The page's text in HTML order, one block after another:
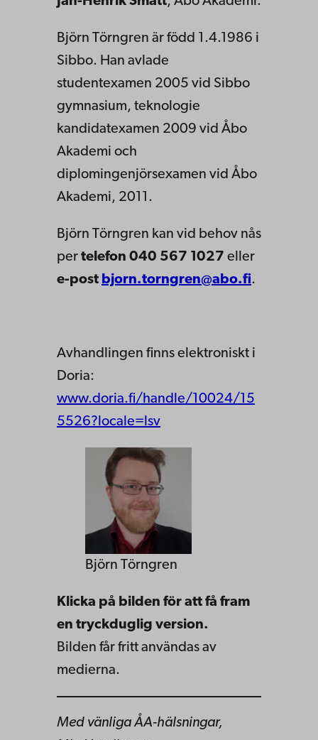
Björn Törngren är född 1.4.1986 i
Sibbo. Han avlade
studentexamen 2005 vid Sibbo
gymnasium, teknologie
kandidatexamen 2009 vid Åbo
Akademi och
diplomingenjörsexamen vid Åbo
Akademi, 2011.
Björn Törngren kan vid behov nås
per telefon 040 567 1027 eller
e-post bjorn.torngren@abo.fi.
Avhandlingen finns elektroniskt i
Doria:
www.doria.fi/handle/10024/15
5526?locale=lsv
Björn Törngren
Klicka på bilden för att få fram
en tryckduglig version.
Bilden får fritt användas av
medierna.
Med vänliga ÅA-hälsningar,